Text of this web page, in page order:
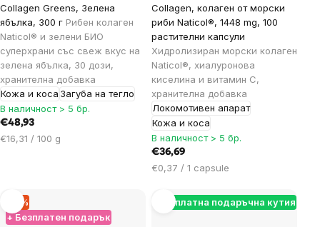
Collagen Greens, Зелена
ябълка, 300 г Рибен колаген
Naticol® и зелени БИО
суперхрани със свеж вкус на
зелена ябълка, 30 дози,
хранителна добавка
Кожа и коса Загуба на тегло
В наличност > 5 бр.
€48,93
Цена
€16,31 / 100 g
Collagen, колаген от морски
риби Naticol®, 1448 mg, 100
растителни капсули
Хидролизиран морски колаген
Naticol®, хиалуронова
киселина и витамин С,
хранителна добавка
Локомотивен апарат
Кожа и коса
В наличност > 5 бр.
€36,69
Цена
мярка:
€0,37 / 1 capsule
+ Безплатен подарък
–9 % Безплатна подаръчна кутия